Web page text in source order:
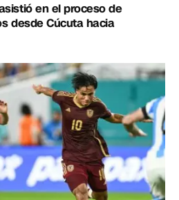
en el proceso de
desde Cúcuta hacia